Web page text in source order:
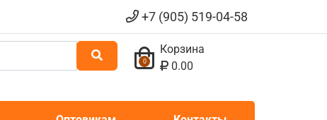
+7 (905) 519-04-58
0
Корзина
0.00